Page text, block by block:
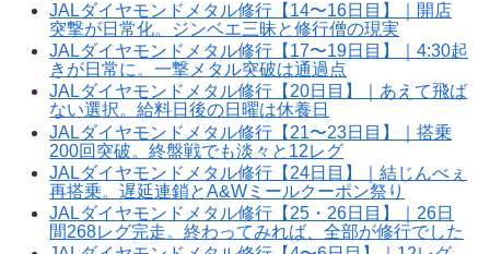
JALダイヤモンドメタル修行【14〜16日目】｜開店
突撃が日常化。ジンベエ三昧と修行僧の現実
JALダイヤモンドメタル修行【17〜19日目】｜4:30起
きが日常に。一撃メタル突破は通過点
JALダイヤモンドメタル修行【20日目】｜あえて飛ば
ない選択。給料日後の日曜は休養日
JALダイヤモンドメタル修行【21〜23日目】｜搭乗
200回突破。終盤戦でも淡々と12レグ
JALダイヤモンドメタル修行【24日目】｜結じんべぇ
再搭乗。遅延連鎖とA&Wミールクーポン祭り
JALダイヤモンドメタル修行【25・26日目】｜26日
間268レグ完走。終わってみれば、全部が修行でした